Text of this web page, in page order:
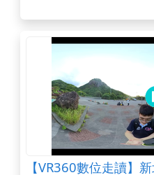
【VR360數位走讀】